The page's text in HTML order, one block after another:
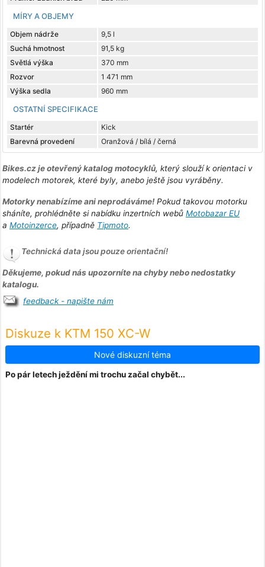
MÍRY A OBJEMY
Objem nádrže
9,5 l
Suchá hmotnost
91,5 kg
Světlá výška
370 mm
Rozvor
1 471 mm
Výška sedla
960 mm
OSTATNÍ SPECIFIKACE
Startér
Kick
Barevná provedení
Oranžová / bílá / černá
Bikes.cz je otevřený katalog motocyklů, který slouží k orientaci v
modelech motorek, které byly, anebo ještě jsou vyráběny.
Motorky nenabízíme ani neprodáváme!Pokud takovou motorku
sháníte, prohlédněte si nabídku inzertních webů Motobazar EU
a Motoinzerce, případně Tipmoto.
Technická data jsou pouze orientační!
Děkujeme, pokud nás upozorníte na chyby nebo nedostatky
katalogu.
feedback - napište nám
Diskuze k KTM 150 XC-W
Nové diskuzní téma
Po pár letech ježdění mi trochu začal chybět...